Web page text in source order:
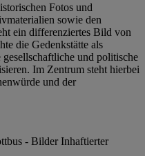
Fotos und
sowie den
ein differenziertes Bild von
die Gedenkstätte als
und politische
Im Zentrum steht hierbei
und der